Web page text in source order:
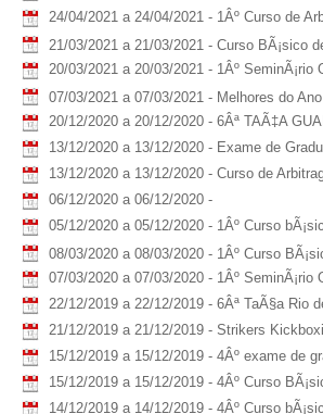
24/04/2021 a 24/04/2021 - 1Âº Curso de
21/03/2021 a 21/03/2021 - Curso BÃ¡sico
20/03/2021 a 20/03/2021 - 1Âº
07/03/2021 a 07/03/2021 - Melhores do
20/12/2020 a 20/12/2020 - 6Âª TAÃ‡A
13/12/2020 a 13/12/2020 - Exame de
13/12/2020 a 13/12/2020 - Curso de
06/12/2020 a 06/12/2020 -
05/12/2020 a 05/12/2020 - 1Âº Curso
08/03/2020 a 08/03/2020 - 1Âº Curso
07/03/2020 a 07/03/2020 - 1Âº
22/12/2019 a 22/12/2019 - 6Âª TaÃ§a Rio
21/12/2019 a 21/12/2019 - Strikers
15/12/2019 a 15/12/2019 - 4Âº exame de
15/12/2019 a 15/12/2019 - 4Âº Curso
14/12/2019 a 14/12/2019 - 4Âº Curso